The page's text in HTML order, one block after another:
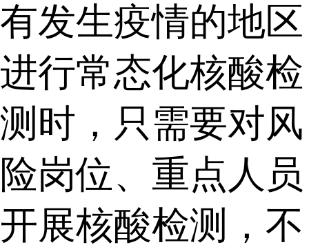
有发生疫情的地区
进行常态化核酸检
测时，只需要对风
险岗位、重点人员
开展核酸检测，不